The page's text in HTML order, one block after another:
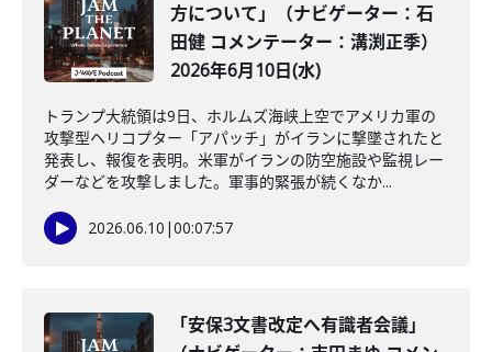
方について」（ナビゲーター：石
田健 コメンテーター：溝渕正季）
2026年6月10日(水)
トランプ大統領は9日、ホルムズ海峡上空でアメリカ軍の
攻撃型ヘリコプター「アパッチ」がイランに撃墜されたと
発表し、報復を表明。米軍がイランの防空施設や監視レー
ダーなどを攻撃しました。軍事的緊張が続くなか...
2026.06.10 |00:07:57
「安保3文書改定へ有識者会議」